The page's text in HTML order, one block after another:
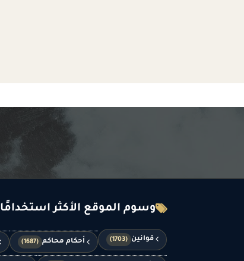
وسوم الموقع الأكثر استخدامًا
قوانين (1703) أحكام محاكم (1687)